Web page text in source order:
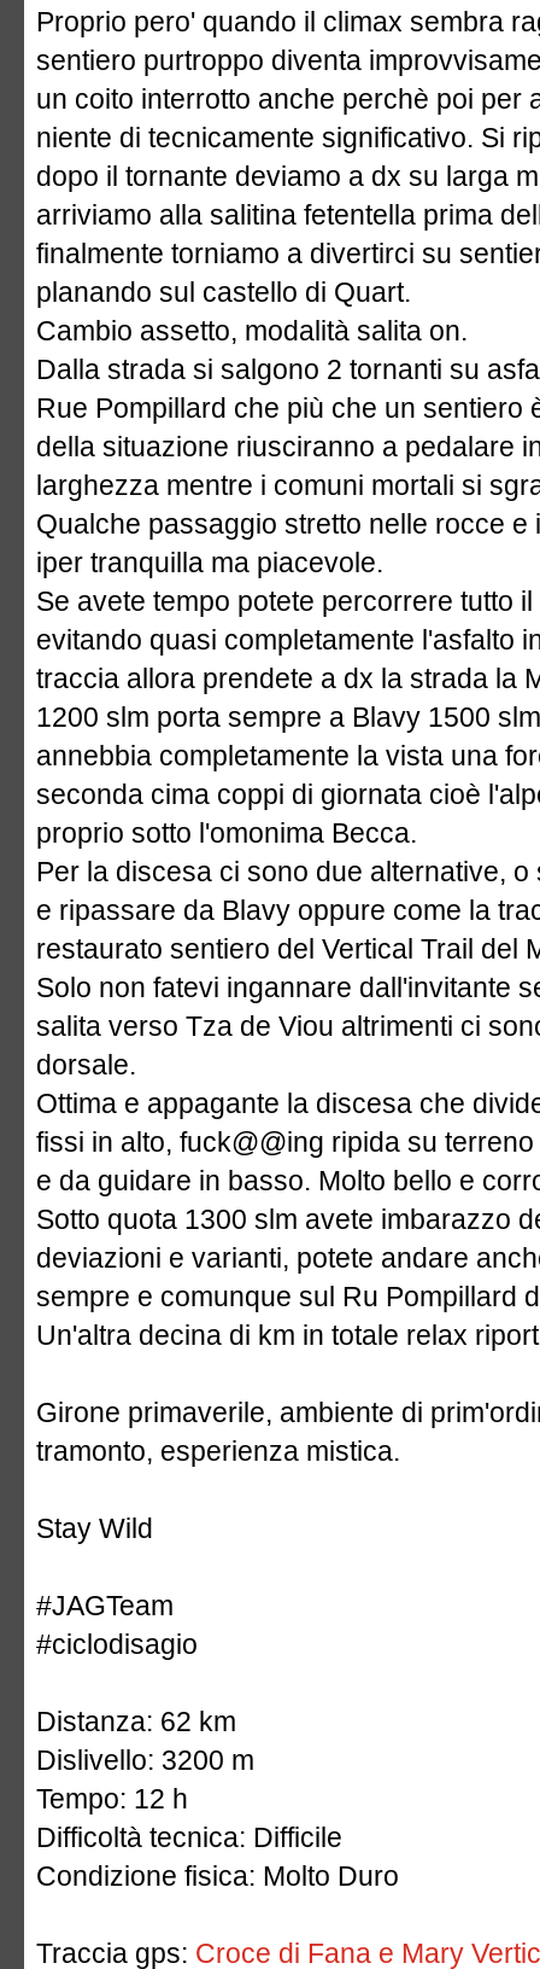
Proprio pero' quando il climax sembra
sentiero purtroppo diventa
un coito interrotto anche perchè poi per
niente di tecnicamente significativo. Si
dopo il tornante deviamo a dx su larga
arriviamo alla salitina fetentella prima
finalmente torniamo a divertirci su
planando sul castello di Quart.
Cambio assetto, modalità salita on.
Dalla strada si salgono 2 tornanti su
Rue Pompillard che più che un sentiero
della situazione riusciranno a pedalare
larghezza mentre i comuni mortali si
Qualche passaggio stretto nelle rocce
iper tranquilla ma piacevole.
Se avete tempo potete percorrere tutto
evitando quasi completamente l'asfalto
traccia allora prendete a dx la strada la
1200 slm porta sempre a Blavy 1500
annebbia completamente la vista una
seconda cima coppi di giornata cioè
proprio sotto l'omonima Becca.
Per la discesa ci sono due alternative,
e ripassare da Blavy oppure come la
restaurato sentiero del Vertical Trail del
Solo non fatevi ingannare dall'invitante
salita verso Tza de Viou altrimenti ci
dorsale.
Ottima e appagante la discesa che
fissi in alto, fuck@@ing ripida su
e da guidare in basso. Molto bello e
Sotto quota 1300 slm avete imbarazzo
deviazioni e varianti, potete andare
sempre e comunque sul Ru Pompillard
Un'altra decina di km in totale relax
Girone primaverile, ambiente di
tramonto, esperienza mistica.
Stay Wild
#JAGTeam
#ciclodisagio
Distanza: 62 km
Dislivello: 3200 m
Tempo: 12 h
Difficoltà tecnica: Difficile
Condizione fisica: Molto Duro
Traccia gps: Croce di Fana e Mary